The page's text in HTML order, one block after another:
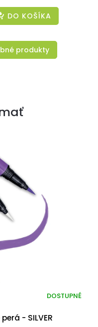
DO KOŠÍKA
produkty
- SILVER
DOSTUPNÉ